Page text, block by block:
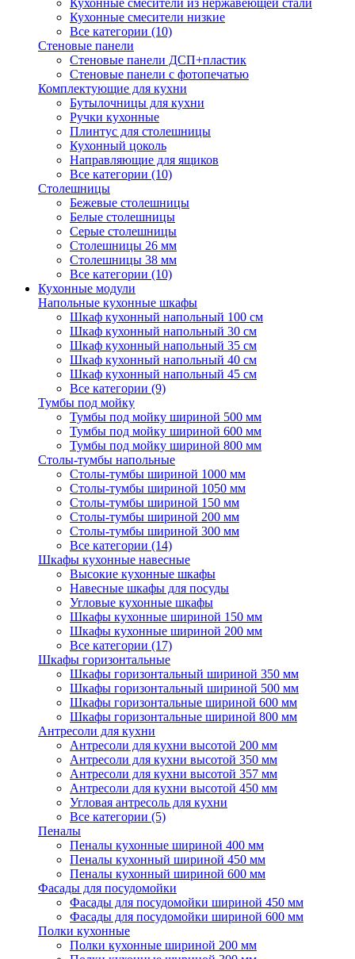
Кухонные смесители из нержавеющей стали
Кухонные смесители низкие
Все категории (10)
Стеновые панели
Стеновые панели ДСП+пластик
Стеновые панели с фотопечатью
Комплектующие для кухни
Бутылочницы для кухни
Ручки кухонные
Плинтус для столешницы
Кухонный цоколь
Направляющие для ящиков
Все категории (10)
Столешницы
Бежевые столешницы
Белые столешницы
Серые столешницы
Столешницы 26 мм
Столешницы 38 мм
Все категории (10)
Кухонные модули
Напольные кухонные шкафы
Шкаф кухонный напольный 100 см
Шкаф кухонный напольный 30 см
Шкаф кухонный напольный 35 см
Шкаф кухонный напольный 40 см
Шкаф кухонный напольный 45 см
Все категории (9)
Тумбы под мойку
Тумбы под мойку шириной 500 мм
Тумбы под мойку шириной 600 мм
Тумбы под мойку шириной 800 мм
Столы-тумбы напольные
Столы-тумбы шириной 1000 мм
Столы-тумбы шириной 1050 мм
Столы-тумбы шириной 150 мм
Столы-тумбы шириной 200 мм
Столы-тумбы шириной 300 мм
Все категории (14)
Шкафы кухонные навесные
Высокие кухонные шкафы
Навесные шкафы для посуды
Угловые кухонные шкафы
Шкафы кухонные шириной 150 мм
Шкафы кухонные шириной 200 мм
Все категории (17)
Шкафы горизонтальные
Шкафы горизонтальный шириной 350 мм
Шкафы горизонтальный шириной 500 мм
Шкафы горизонтальные шириной 600 мм
Шкафы горизонтальные шириной 800 мм
Антресоли для кухни
Антресоли для кухни высотой 200 мм
Антресоли для кухни высотой 350 мм
Антресоли для кухни высотой 357 мм
Антресоли для кухни высотой 450 мм
Угловая антресоль для кухни
Все категории (5)
Пеналы
Пеналы кухонные шириной 400 мм
Пеналы кухонный шириной 450 мм
Пеналы кухонный шириной 600 мм
Фасады для посудомойки
Фасады для посудомойки шириной 450 мм
Фасады для посудомойки шириной 600 мм
Полки кухонные
Полки кухонные шириной 200 мм